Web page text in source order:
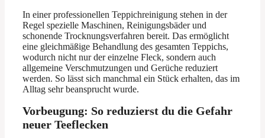
In einer professionellen Teppichreinigung stehen in der
Regel spezielle Maschinen, Reinigungsbäder und
schonende Trocknungsverfahren bereit. Das ermöglicht
eine gleichmäßige Behandlung des gesamten Teppichs,
wodurch nicht nur der einzelne Fleck, sondern auch
allgemeine Verschmutzungen und Gerüche reduziert
werden. So lässt sich manchmal ein Stück erhalten, das im
Alltag sehr beansprucht wurde.
Vorbeugung: So reduzierst du die Gefahr
neuer Teeflecken